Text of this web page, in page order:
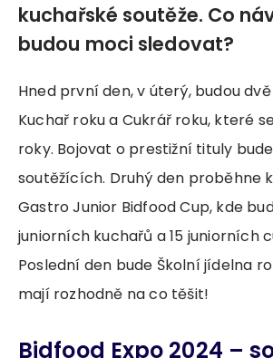
kuchařské soutěže. Co
budou moci sledovat?
Hned první den, v úterý, budou
Kuchař roku a Cukrář roku, které
roky. Bojovat o prestižní tituly
soutěžících. Druhý den proběhne
Gastro Junior Bidfood Cup, kde
juniorních kuchařů a 15 juniorních
Poslední den bude Školní jídelna
mají rozhodně na co těšit!
Bidfood Expo 2024 –